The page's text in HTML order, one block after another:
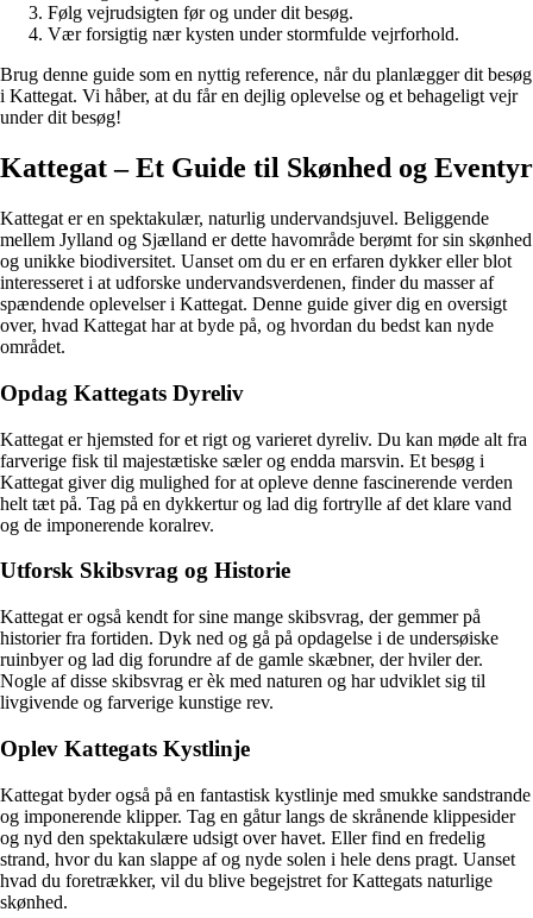
Følg vejrudsigten før og under dit besøg.
Vær forsigtig nær kysten under stormfulde vejrforhold.
Brug denne guide som en nyttig reference, når du planlægger dit besøg
i Kattegat. Vi håber, at du får en dejlig oplevelse og et behageligt vejr
under dit besøg!
Kattegat – Et Guide til Skønhed og Eventyr
Kattegat er en spektakulær, naturlig undervandsjuvel. Beliggende
mellem Jylland og Sjælland er dette havområde berømt for sin skønhed
og unikke biodiversitet. Uanset om du er en erfaren dykker eller blot
interesseret i at udforske undervandsverdenen, finder du masser af
spændende oplevelser i Kattegat. Denne guide giver dig en oversigt
over, hvad Kattegat har at byde på, og hvordan du bedst kan nyde
området.
Opdag Kattegats Dyreliv
Kattegat er hjemsted for et rigt og varieret dyreliv. Du kan møde alt fra
farverige fisk til majestætiske sæler og endda marsvin. Et besøg i
Kattegat giver dig mulighed for at opleve denne fascinerende verden
helt tæt på. Tag på en dykkertur og lad dig fortrylle af det klare vand
og de imponerende koralrev.
Utforsk Skibsvrag og Historie
Kattegat er også kendt for sine mange skibsvrag, der gemmer på
historier fra fortiden. Dyk ned og gå på opdagelse i de undersøiske
ruinbyer og lad dig forundre af de gamle skæbner, der hviler der.
Nogle af disse skibsvrag er èk med naturen og har udviklet sig til
livgivende og farverige kunstige rev.
Oplev Kattegats Kystlinje
Kattegat byder også på en fantastisk kystlinje med smukke sandstrande
og imponerende klipper. Tag en gåtur langs de skrånende klippesider
og nyd den spektakulære udsigt over havet. Eller find en fredelig
strand, hvor du kan slappe af og nyde solen i hele dens pragt. Uanset
hvad du foretrækker, vil du blive begejstret for Kattegats naturlige
skønhed.